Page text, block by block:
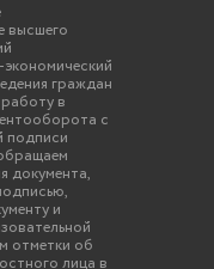
высшего
граждан
в
с
подписи
документа,
и
отметки об
лица в